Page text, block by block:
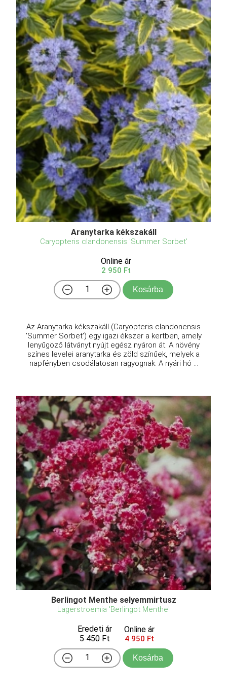
Aranytarka kékszakáll
Caryopteris clandonensis 'Summer Sorbet'
Online ár
2 950 Ft
Kosárba
Az Aranytarka kékszakáll (Caryopteris clandonensis
'Summer Sorbet') egy igazi ékszer a kertben, amely
lenyűgöző látványt nyújt egész nyáron át. A növény
színes levelei aranytarka és zöld színűek, melyek a
napfényben csodálatosan ragyognak. A nyári hó ...
Berlingot Menthe selyemmirtusz
Lagerstroemia 'Berlingot Menthe'
Eredeti ár
5 450 Ft
Online ár
4 950 Ft
Kosárba